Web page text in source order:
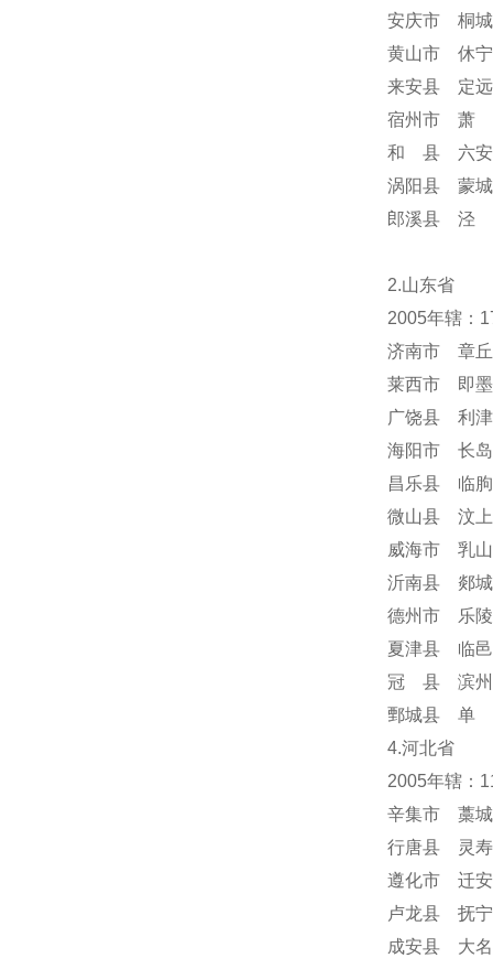
安庆市 桐
黄山市 休
来安县 定
宿州市 萧
和 县 六
涡阳县 蒙
郎溪县 泾
2.山东省
2005年辖：
济南市 章
莱西市 即
广饶县 利
海阳市 长
昌乐县 临
微山县 汶
威海市 乳
沂南县 郯
德州市 乐
夏津县 临
冠 县 滨州
鄄城县 单
4.河北省
2005年辖：
辛集市 藁
行唐县 灵
遵化市 迁
卢龙县 抚
成安县 大